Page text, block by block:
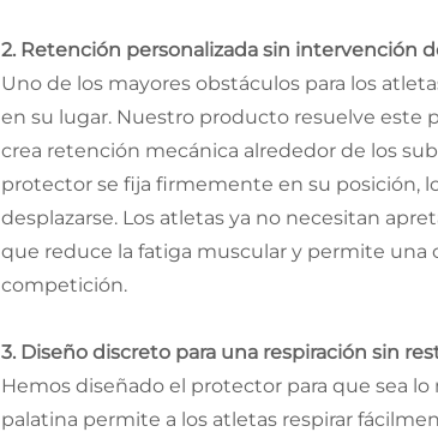
2. Retención personalizada sin intervención
Uno de los mayores obstáculos para los
en su lugar. Nuestro producto resuelve
crea retención mecánica alrededor de los
protector se fija firmemente en su posición,
desplazarse. Los atletas ya no necesitan
que reduce la fatiga muscular y permite una
competición.
3. Diseño discreto para una respiración sin
Hemos diseñado el protector para que sea
palatina permite a los atletas respirar